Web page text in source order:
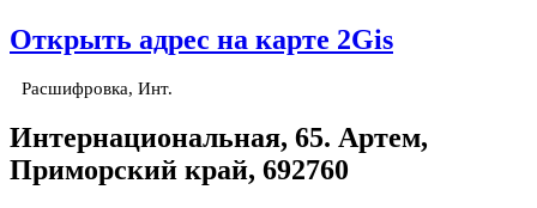
Открыть адрес на карте 2Gis
Расшифровка, Инт.
​Интернациональная, 65​. Артем,
Приморский край, 692760